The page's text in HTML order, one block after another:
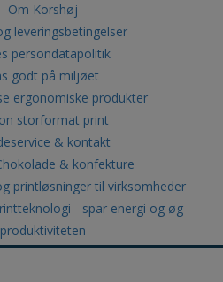
Om Korshøj
leveringsbetingelser
persondatapolitik
godt på miljøet
ergonomiske produkter
storformat print
& kontakt
& konfekture
printløsninger til virksomheder
- spar energi og øg
produktiviteten